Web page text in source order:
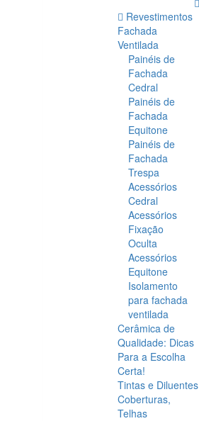
Revestimentos
Fachada
Ventilada
Painéis de
Fachada
Cedral
Painéis de
Fachada
Equitone
Painéis de
Fachada
Trespa
Acessórios
Cedral
Acessórios
Fixação
Oculta
Acessórios
Equitone
Isolamento
para fachada
ventilada
Cerâmica de
Qualidade: Dicas
Para a Escolha
Certa!
Tintas e Diluentes
Coberturas,
Telhas